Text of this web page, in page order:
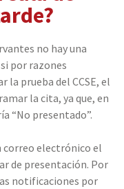
no hay una
por razones
prueba del CCSE, el
la cita, ya que, en
“No presentado”.
correo electrónico el
de presentación. Por
notificaciones por